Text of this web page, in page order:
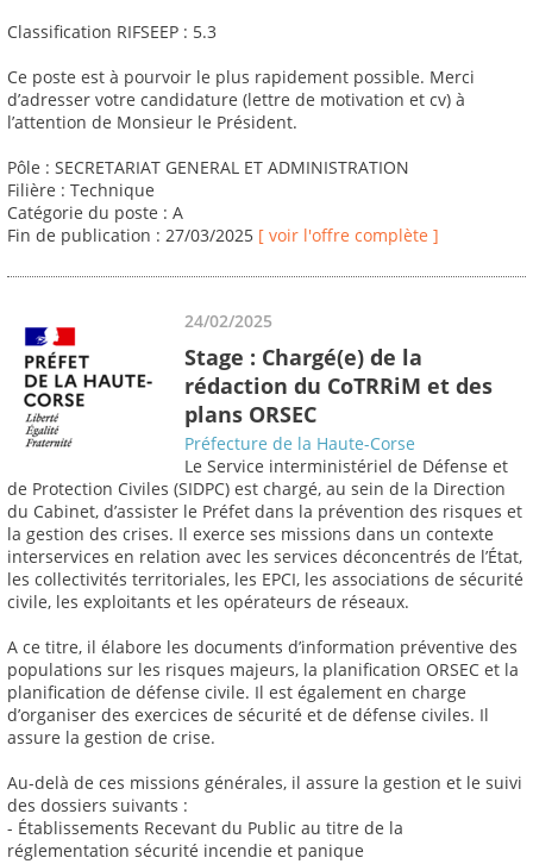
Classification RIFSEEP : 5.3
Ce poste est à pourvoir le plus rapidement possible. Merci
d’adresser votre candidature (lettre de motivation et cv) à
l’attention de Monsieur le Président.
Pôle : SECRETARIAT GENERAL ET ADMINISTRATION
Filière : Technique
Catégorie du poste : A
Fin de publication : 27/03/2025 [ voir l'offre complète ]
24/02/2025
Stage : Chargé(e) de la
rédaction du CoTRRiM et des
plans ORSEC
Préfecture de la Haute-Corse
Le Service interministériel de Défense et
de Protection Civiles (SIDPC) est chargé, au sein de la Direction
du Cabinet, d’assister le Préfet dans la prévention des risques et
la gestion des crises. Il exerce ses missions dans un contexte
interservices en relation avec les services déconcentrés de l’État,
les collectivités territoriales, les EPCI, les associations de sécurité
civile, les exploitants et les opérateurs de réseaux.
A ce titre, il élabore les documents d’information préventive des
populations sur les risques majeurs, la planification ORSEC et la
planification de défense civile. Il est également en charge
d’organiser des exercices de sécurité et de défense civiles. Il
assure la gestion de crise.
Au-delà de ces missions générales, il assure la gestion et le suivi
des dossiers suivants :
- Établissements Recevant du Public au titre de la
réglementation sécurité incendie et panique